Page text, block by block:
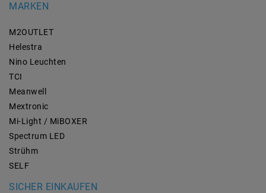
MARKEN
M2OUTLET
Helestra
Nino Leuchten
TCI
Meanwell
Mextronic
Mi-Light / MiBOXER
Spectrum LED
Strühm
SELF
SICHER EINKAUFEN